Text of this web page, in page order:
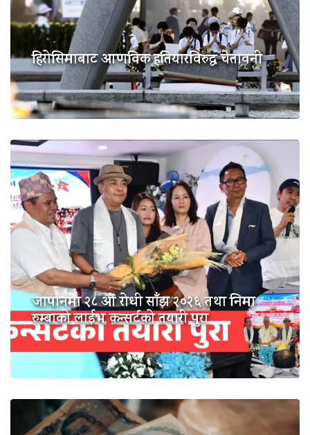
हिरोसिमाबाट आणविक हतियारविरुद्ध चेतावनी
जापानमा २८ औं रोधी साँझ २०२६ तथा निमा
रुम्बाको लाईभ कन्सर्टको तयारी पुरा